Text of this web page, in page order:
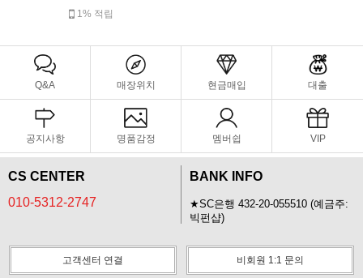
1% 적립
Q&A 매장위치 현금매입 대출
공지사항 명품감정 멤버쉽 VIP
CS CENTER
010-5312-2747
BANK INFO
★SC은행 432-20-055510 (예금주:
빅펀샵)
고객센터 연결 비회원 1:1 문의